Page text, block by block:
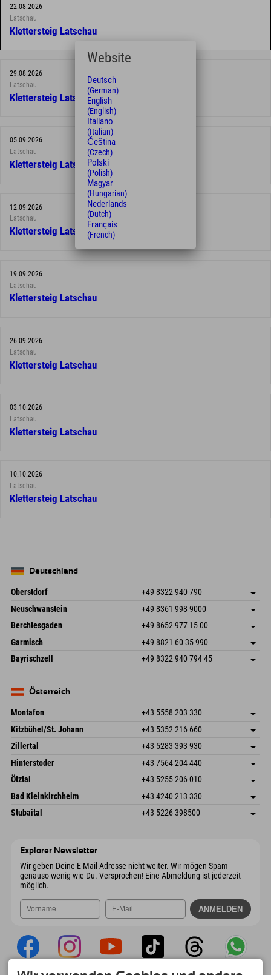
22.08.2026
Latschau
Klettersteig Latschau
29.08.2026
Latschau
Klettersteig Latschau
05.09.2026
Latschau
Klettersteig Latschau
12.09.2026
Latschau
Klettersteig Latschau
19.09.2026
Latschau
Klettersteig Latschau
26.09.2026
Latschau
Klettersteig Latschau
03.10.2026
Latschau
Klettersteig Latschau
10.10.2026
Latschau
Klettersteig Latschau
Deutschland
Oberstdorf +49 8322 940 790
An der Breitach 3
87538 Fischen I. Allgäu
Deutschland
Adresse speichern
Anreiseinfos
Buchen
Neuschwanstein +49 8361 998 9000
An der Riese 45
87484 Nesselwang im Allgäu
Deutschland
Adresse speichern
Buchen
Berchtesgaden +49 8652 977 15 00
Hofreitstr. 7
83471 Schönau am Königssee
Deutschland
Adresse speichern
Anreiseinfos
Buchen
Garmisch +49 8821 60 35 990
Frickenstraße 22
82490 Farchant
Adresse speichern
Bayrischzell +49 8322 940 794 45
Deutschland
Österreich
Montafon +43 5558 203 330
Dorfstr. 127b
6793 Gaschurn/Montafon
Österreich
Adresse speichern
Anreiseinfos
Buchen
Kitzbühel/St. Johann +43 5352 216 660
Speckbacherstraße 87
Österreich
Adresse speichern
Buchen
Zillertal +43 5283 393 930
Schmiedau 2
6272 Kaltenbach im Zillertal
Österreich
Adresse speichern
Anreiseinfos
Buchen
Hinterstoder +43 7564 204 440
Freizeitpark 10
Österreich
Adresse speichern
Buchen
Ötztal +43 5255 206 010
Gscheat 14
6441 Umhausen
Österreich
Adresse speichern
Anreiseinfos
Buchen
Bad Kleinkirchheim +43 4240 213 330
Dorfstraße 24
Adresse speichern
Stubaital +43 5226 398500
Explorer Newsletter
Wir geben Deine E-Mail-Adresse nicht weiter. Wir mögen Spam
genauso wenig wie Du. Versprochen! Eine Abmeldung ist jederzeit
möglich.
Website
Deutsch
(German)
English
(English)
Italiano
(Italian)
Čeština
(Czech)
Polski
(Polish)
Magyar
(Hungarian)
Nederlands
(Dutch)
Français
(French)